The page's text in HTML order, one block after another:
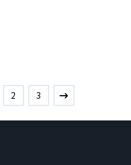
2 3